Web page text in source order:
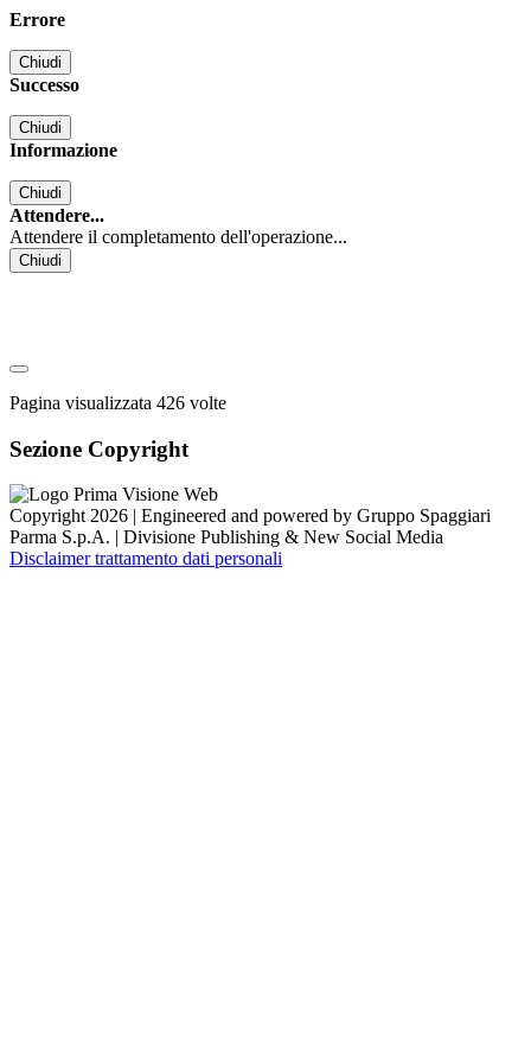
Errore
Chiudi
Successo
Chiudi
Informazione
Chiudi
Attendere...
Attendere il completamento dell'operazione...
Chiudi
Pagina visualizzata 426 volte
Sezione Copyright
Copyright 2026 | Engineered and powered by Gruppo Spaggiari
Parma S.p.A. | Divisione Publishing & New Social Media
Disclaimer trattamento dati personali